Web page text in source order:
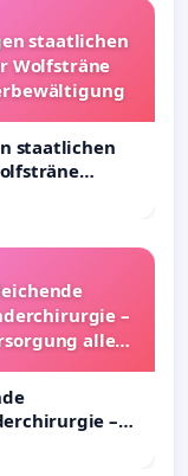
staatlichen
Wolfsträne
staatlichen
–
aller
–
aller